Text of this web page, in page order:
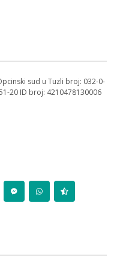
sud u Tuzli broj: 032-0-
20 ID broj: 4210478130006